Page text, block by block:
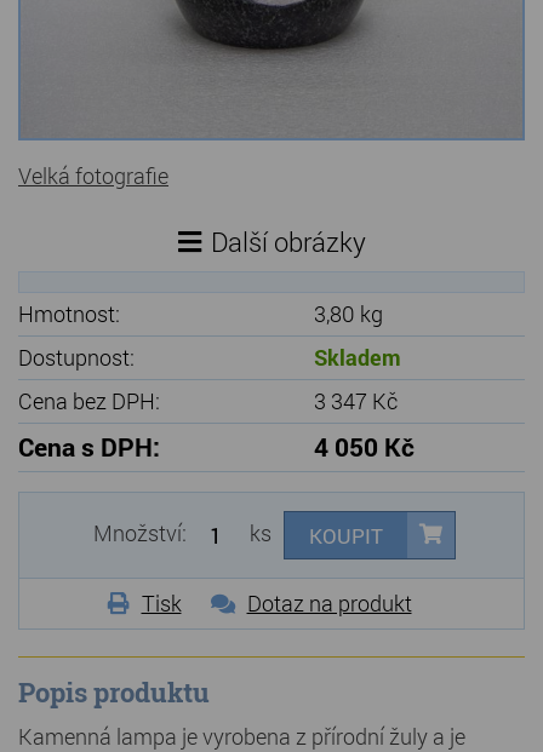
Velká fotografie
Další obrázky
Hmotnost:
3,80 kg
Dostupnost:
Skladem
Cena bez DPH:
3 347 Kč
Cena s DPH: 4 050 Kč
Množství: ks KOUPIT
Tisk Dotaz na produkt
Popis produktu
Kamenná lampa je vyrobena z přírodní žuly a je